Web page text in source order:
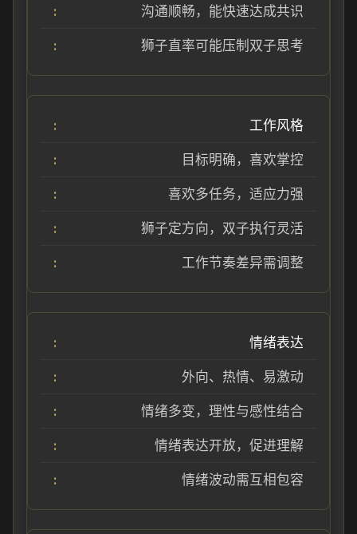
沟通顺畅，能快速达成共识
狮子直率可能压制双子思考
工作风格
目标明确，喜欢掌控
喜欢多任务，适应力强
狮子定方向，双子执行灵活
工作节奏差异需调整
情绪表达
外向、热情、易激动
情绪多变，理性与感性结合
情绪表达开放，促进理解
情绪波动需互相包容